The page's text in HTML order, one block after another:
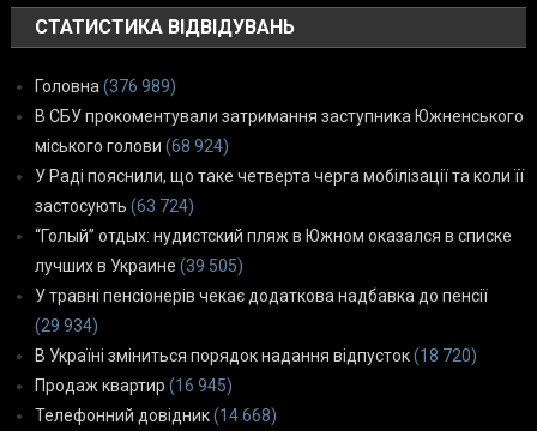
СТАТИСТИКА ВІДВІДУВАНЬ
Головна (376 989)
В СБУ прокоментували затримання заступника Южненського
міського голови (68 924)
У Раді пояснили, що таке четверта черга мобілізації та коли її
застосують (63 724)
“Голый” отдых: нудистский пляж в Южном оказался в списке
лучших в Украине (39 505)
У травні пенсіонерів чекає додаткова надбавка до пенсії
(29 934)
В Україні зміниться порядок надання відпусток(18 720)
Продаж квартир (16 945)
Телефонний довідник(14 668)